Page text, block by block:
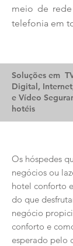
meio de
telefonia em
Soluções em
Digital,
e Vídeo
hotéis
Os hóspedes
negócios ou
hotel conforto
do que
negócio
conforto e
esperado pelo